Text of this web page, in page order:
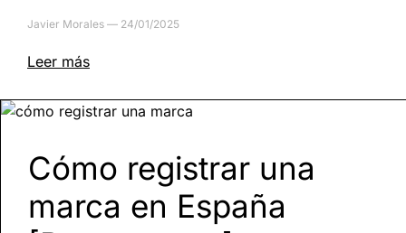
Javier Morales 24/01/2025
Leer más
Cómo registrar una
marca en España